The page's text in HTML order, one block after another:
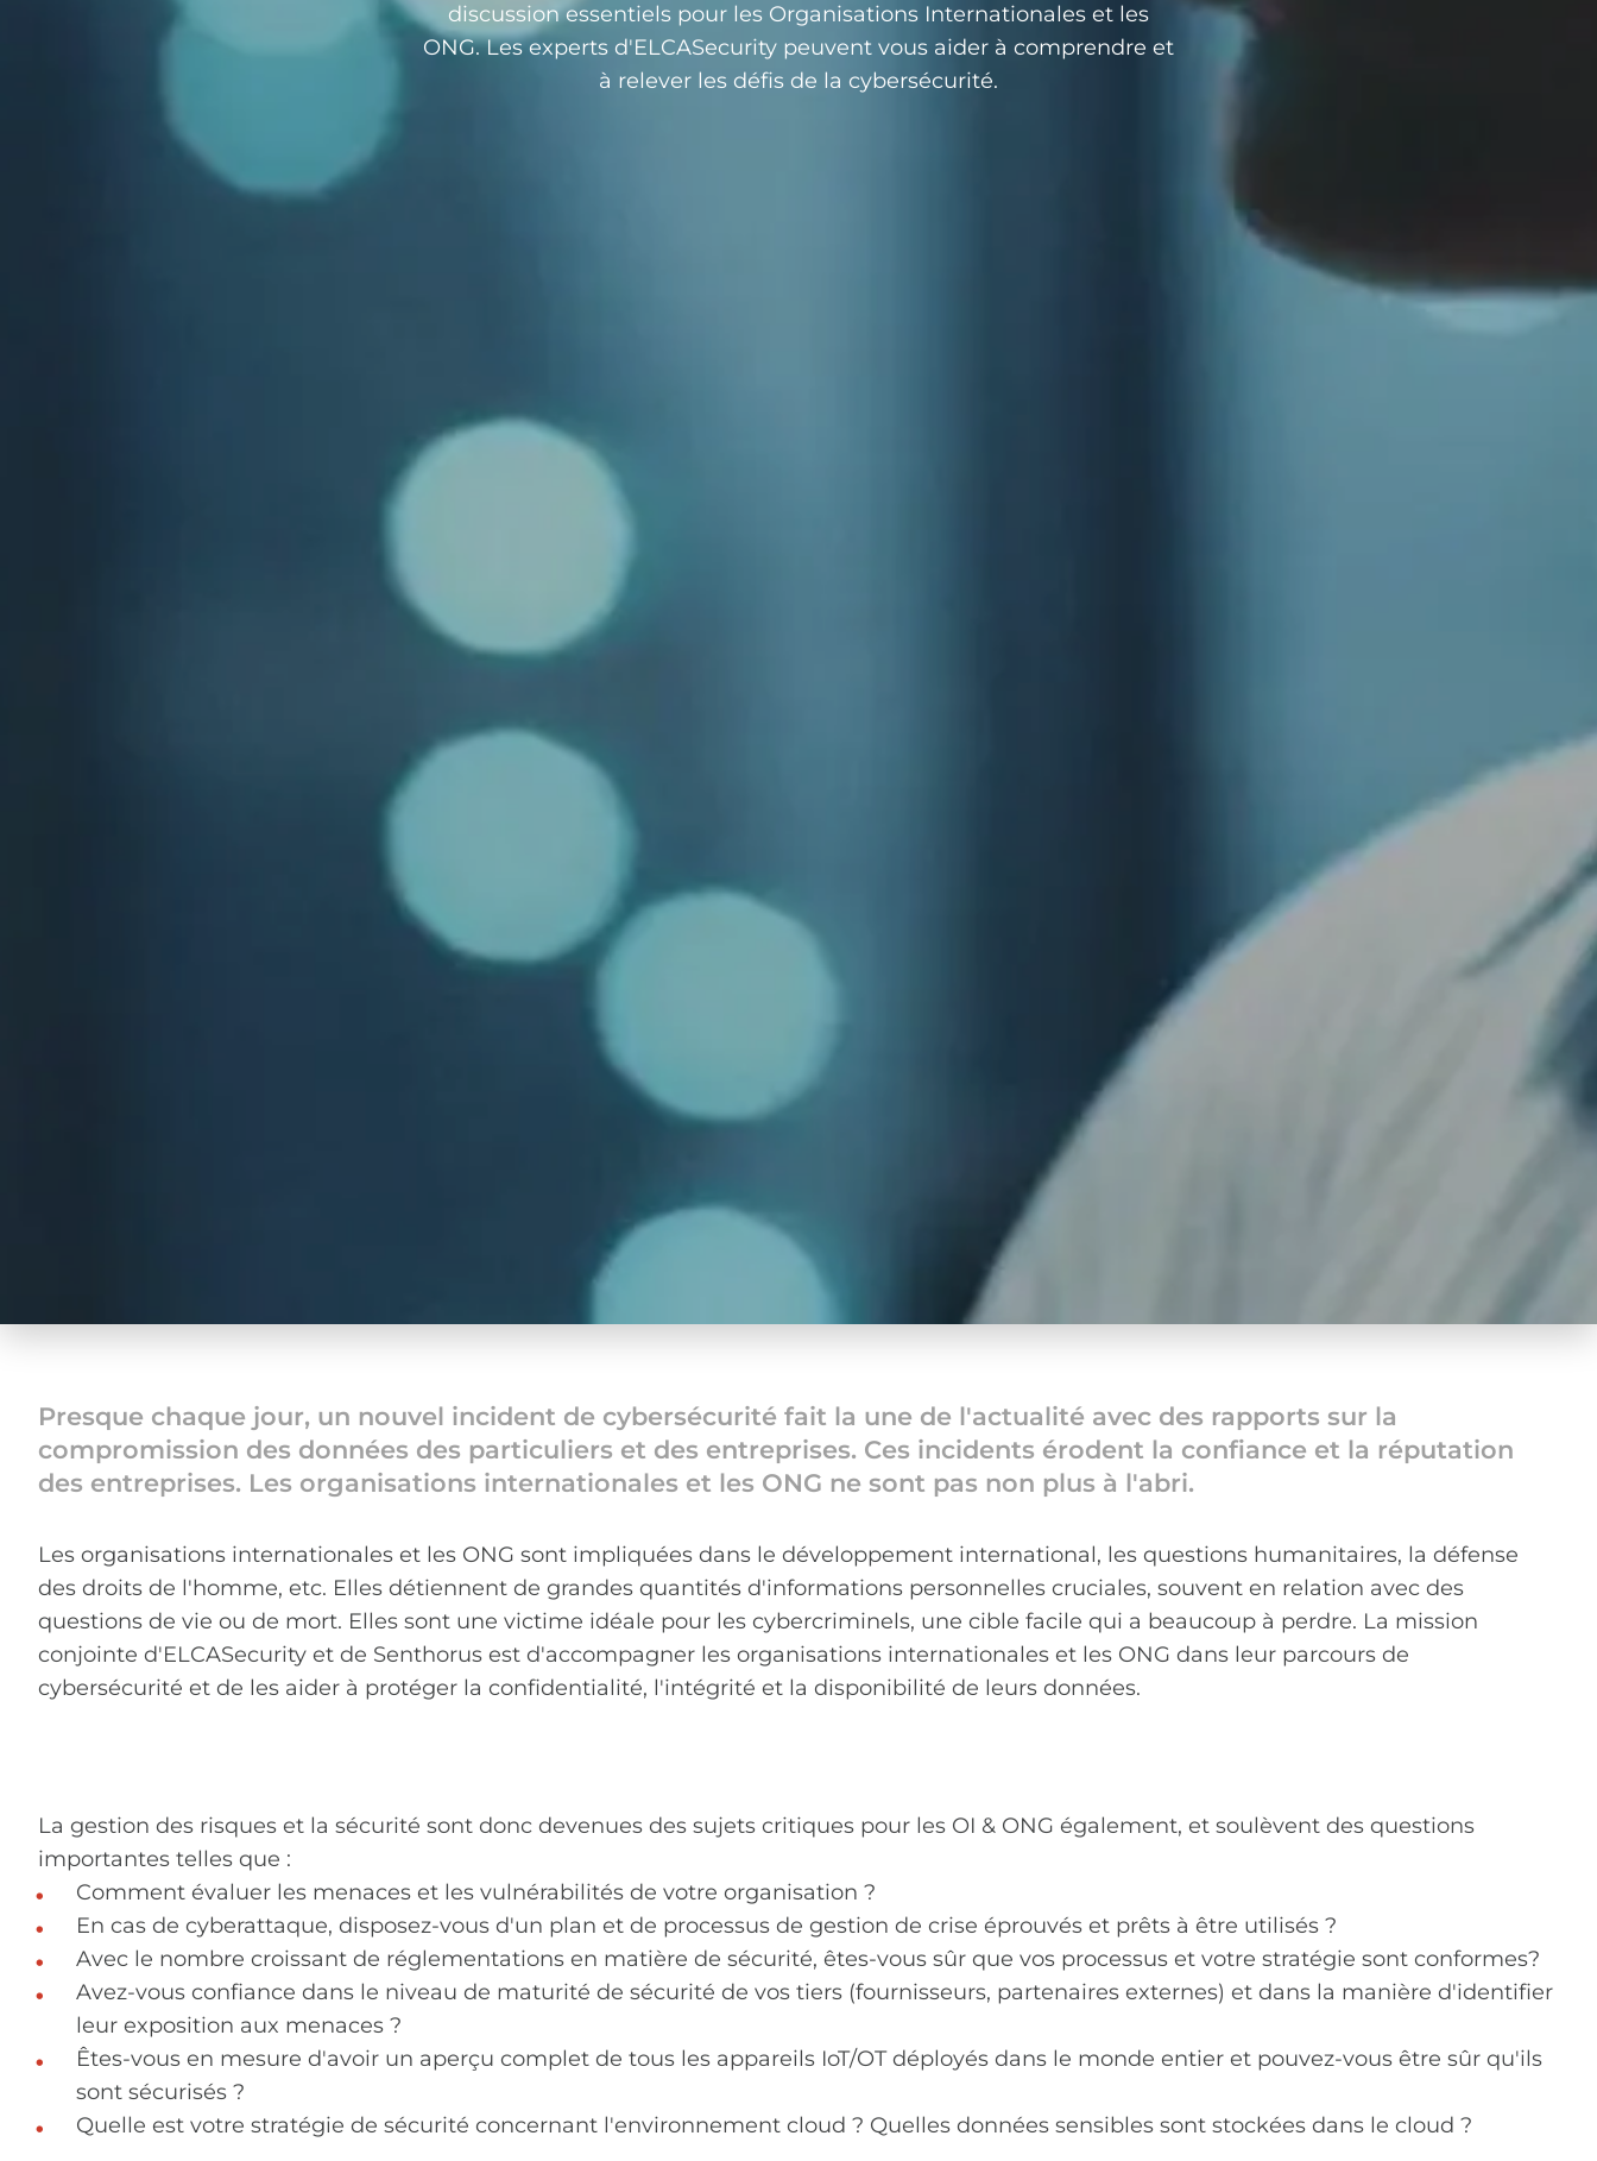
discussion essentiels pour les Organisations Internationales et les
ONG. Les experts d'ELCASecurity peuvent vous aider à comprendre et
à relever les défis de la cybersécurité.
Presque chaque jour, un nouvel incident de cybersécurité fait la une de l'actualité avec des rapports sur la
compromission des données des particuliers et des entreprises. Ces incidents érodent la confiance et la réputation
des entreprises. Les organisations internationales et les ONG ne sont pas non plus à l'abri.
Les organisations internationales et les ONG sont impliquées dans le développement international, les questions humanitaires, la défense
des droits de l'homme, etc. Elles détiennent de grandes quantités d'informations personnelles cruciales, souvent en relation avec des
questions de vie ou de mort. Elles sont une victime idéale pour les cybercriminels, une cible facile qui a beaucoup à perdre. La mission
conjointe d'ELCASecurity et de Senthorus est d'accompagner les organisations internationales et les ONG dans leur parcours de
cybersécurité et de les aider à protéger la confidentialité, l'intégrité et la disponibilité de leurs données.
La gestion des risques et la sécurité sont donc devenues des sujets critiques pour les OI & ONG également, et soulèvent des questions
importantes telles que :
Comment évaluer les menaces et les vulnérabilités de votre organisation ?
En cas de cyberattaque, disposez-vous d'un plan et de processus de gestion de crise éprouvés et prêts à être utilisés ?
Avec le nombre croissant de réglementations en matière de sécurité, êtes-vous sûr que vos processus et votre stratégie sont conformes?
Avez-vous confiance dans le niveau de maturité de sécurité de vos tiers (fournisseurs, partenaires externes) et dans la manière d'identifier
leur exposition aux menaces ?
Êtes-vous en mesure d'avoir un aperçu complet de tous les appareils IoT/OT déployés dans le monde entier et pouvez-vous être sûr qu'ils
sont sécurisés ?
Quelle est votre stratégie de sécurité concernant l'environnement cloud ? Quelles données sensibles sont stockées dans le cloud ?